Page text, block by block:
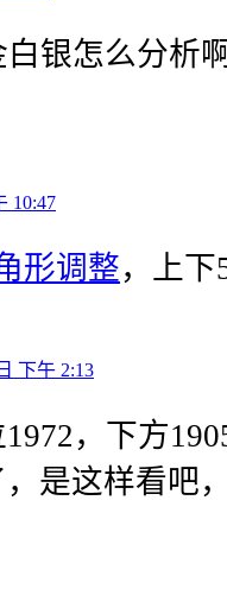
银怎么分析
10:47
形调整，上下
下午 2:13
1972，下方
是这样看吧